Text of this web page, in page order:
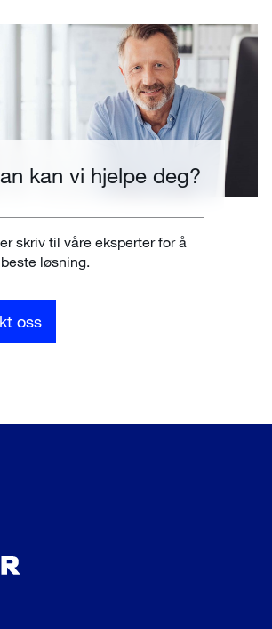
kan vi hjelpe deg?
skriv til våre eksperter for å
løsning.
oss